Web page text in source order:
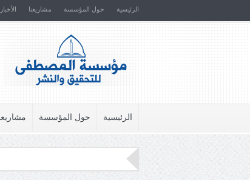
الرئيسية حول المؤسسة مشاريعنا الأخبار
الرئيسية حول المؤسسة